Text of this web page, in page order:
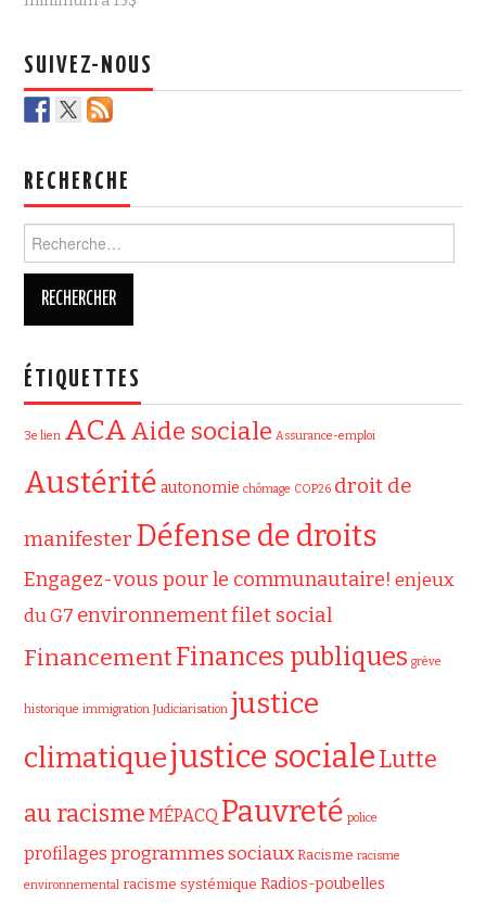
k
SUIVEZ-NOUS
RECHERCHE
ÉTIQUETTES
3e lien ACAAide sociale Assurance-emploi
Austérité autonomie chômage COP26 droit de
manifester Défense de droits
Engagez-vous pour le communautaire! enjeux
du G7 environnementfilet social
FinancementFinances publiques grève
historique immigration Judiciarisation justice
climatiquejustice socialeLutte
au racisme MÉPACQ Pauvreté police
profilages programmes sociaux Racisme racisme
environnemental racisme systémique Radios-poubelles